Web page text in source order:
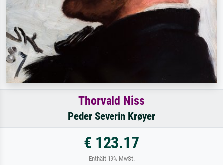
Thorvald Niss
Peder Severin Krøyer
€ 123.17
Enthält 19% MwSt.